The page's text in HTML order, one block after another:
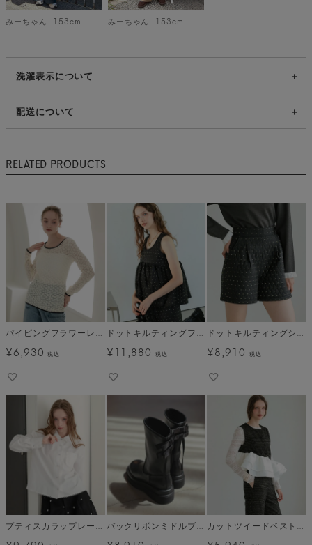
みーちゃん 153cm みーちゃん 153cm
洗濯表示について
配送について
RELATED PRODUCTS
パイピングフラワーレースカットソー メール便
¥6,930 税込
ドットキルティングフレアトップス
¥11,880 税込
ドットキルティングショートパンツ メール便
¥8,910 税込